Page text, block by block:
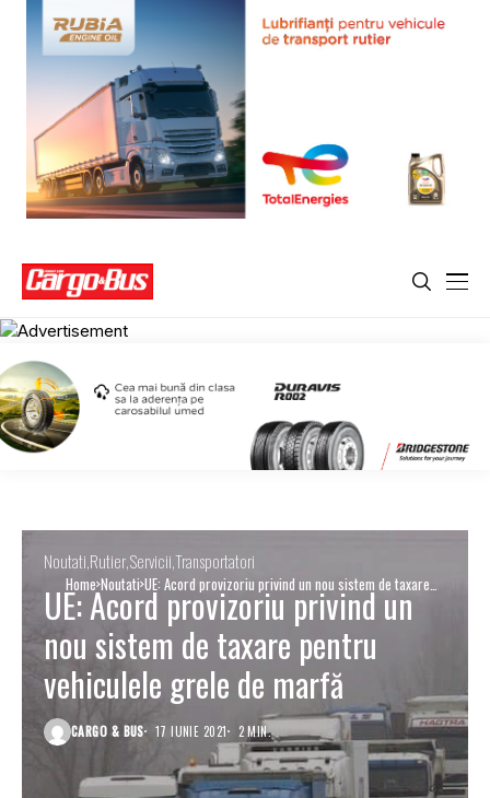
Home Noutati UE: Acord provizoriu privind un nou sistem de taxare
pentru vehiculele grele de marfă
Noutati RutierServiciiTransportatori
UE: Acord provizoriu privind un
nou sistem de taxare pentru
vehiculele grele de marfă
CARGO & BUS 17 IUNIE 2021 2 MIN.